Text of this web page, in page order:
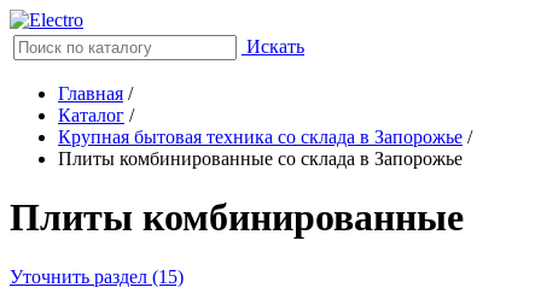
Искать
Главная /
Каталог /
Крупная бытовая техника со склада в Запорожье /
Плиты комбинированные со склада в Запорожье
Плиты комбинированные
Уточнить раздел (15)